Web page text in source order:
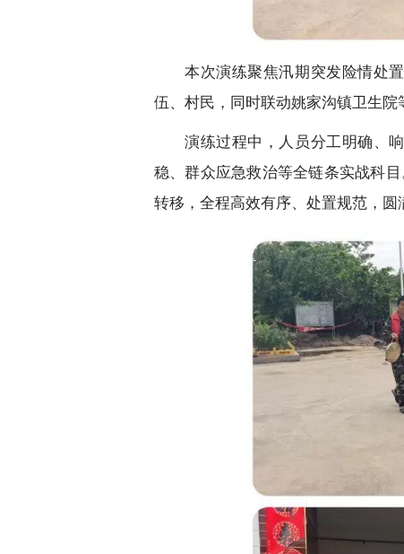
本次演练聚焦汛期突发险情处
伍、村民，同时联动姚家沟镇卫生院
演练过程中，人员分工明确、
稳、群众应急救治等全链条实战科
转移，全程高效有序、处置规范，圆